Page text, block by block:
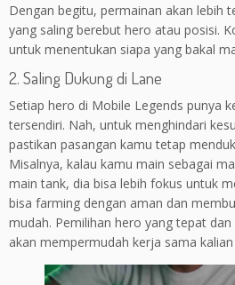
Dengan begitu, permainan akan lebih
yang saling berebut hero atau posisi.
untuk menentukan siapa yang bakal
2. Saling Dukung di Lane
Setiap hero di Mobile Legends punya
tersendiri. Nah, untuk menghindari
pastikan pasangan kamu tetap
Misalnya, kalau kamu main sebagai
main tank, dia bisa lebih fokus untuk
bisa farming dengan aman dan
mudah. Pemilihan hero yang tepat
akan mempermudah kerja sama